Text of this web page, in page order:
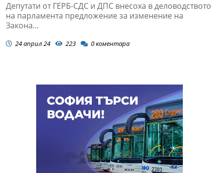
Депутати от ГЕРБ-СДС и ДПС внесоха в деловодството
на парламента предложение за изменение на
Закона...
24 април 24 223 0коментара